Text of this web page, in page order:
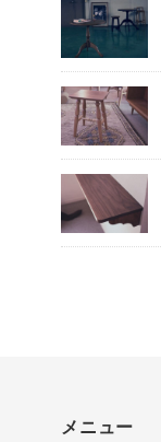
メニュー